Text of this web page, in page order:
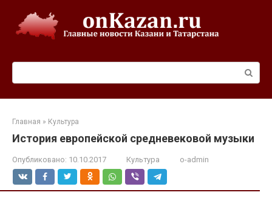
контенту
Главная » Культура
История европейской средневековой музыки
Опубликовано: 10.10.2017 Культура o-admin